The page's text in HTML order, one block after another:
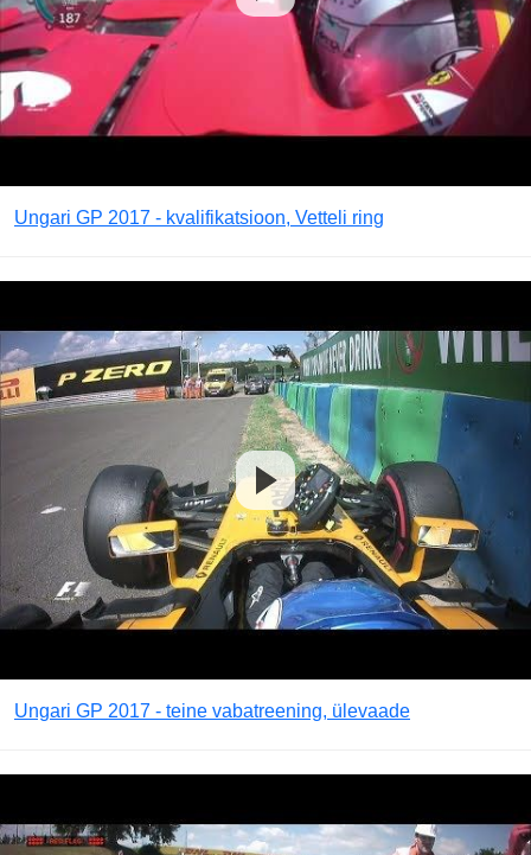
Ungari GP 2017 - kvalifikatsioon, Vetteli ring
Ungari GP 2017 - teine vabatreening, ülevaade